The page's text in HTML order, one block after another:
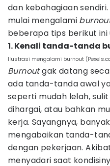
dan kebahagiaan
mulai mengalami
beberapa tips berikut
1. Kenali tanda-tanda
Ilustrasi mengalami burnout
Burnoutgak datang
ada tanda-tanda awal
seperti mudah lelah,
dihargai, atau bahkan
kerja. Sayangnya,
mengabaikan tanda-
dengan pekerjaan.
menyadari saat